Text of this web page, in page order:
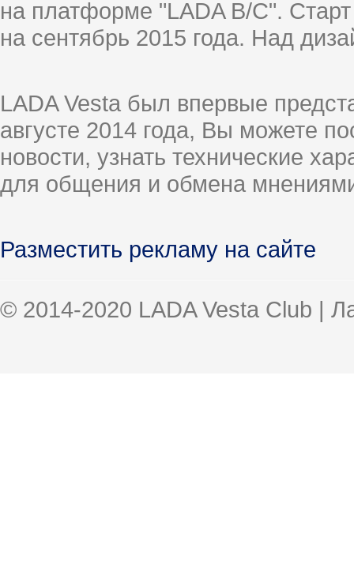
на платформе "LADA B/C".
на сентябрь 2015 года. Над
LADA Vesta был впервые
августе 2014 года, Вы можете
новости, узнать технические
для общения и обмена
Разместить рекламу на сайте
© 2014-2020 LADA Vesta Club |